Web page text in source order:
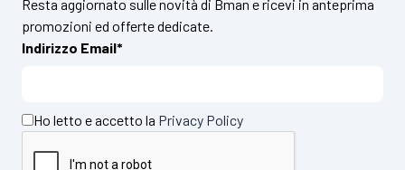
Resta aggiornato sulle novità di Bman e ricevi in anteprima
promozioni ed offerte dedicate.
Indirizzo Email*
Ho letto e accetto la Privacy Policy